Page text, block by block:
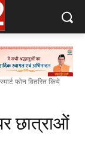
फोन वितरित किये
छात्राओं